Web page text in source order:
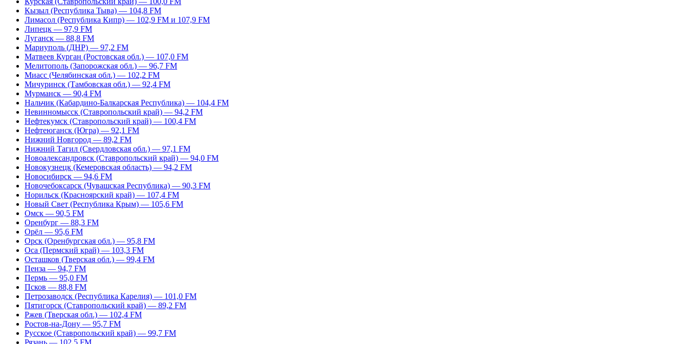
Кызыл (Республика Тыва) — 104,8 FM
Лимасол (Республика Кипр) — 102,9 FM и 107,9 FM
Липецк — 97,9 FM
Луганск — 88,8 FM
Мариуполь (ДНР) — 97,2 FM
Матвеев Курган (Ростовская обл.) — 107,0 FM
Мелитополь (Запорожская обл.) — 96,7 FM
Миасс (Челябинская обл.) — 102,2 FM
Мичуринск (Тамбовская обл.) — 92,4 FM
Мурманск — 90,4 FM
Нальчик (Кабардино-Балкарская Республика) — 104,4 FM
Невинномысск (Ставропольский край) — 94,2 FM
Нефтекумск (Ставропольский край) — 100,4 FM
Нефтеюганск (Югра) — 92,1 FM
Нижний Новгород — 89,2 FM
Нижний Тагил (Свердловская обл.) — 97,1 FM
Новоалександровск (Ставропольский край) — 94,0 FM
Новокузнецк (Кемеровская область) — 94,2 FM
Новосибирск — 94,6 FM
Новочебоксарск (Чувашская Республика) — 90,3 FM
Норильск (Красноярский край) — 107,4 FM
Новый Свет (Республика Крым) — 105,6 FM
Омск — 90,5 FM
Оренбург — 88,3 FM
Орёл — 95,6 FM
Орск (Оренбургская обл.) — 95,8 FM
Оса (Пермский край) — 103,3 FM
Осташков (Тверская обл.) — 99,4 FM
Пенза — 94,7 FM
Пермь — 95,0 FM
Псков — 88,8 FM
Петрозаводск (Республика Карелия) — 101,0 FM
Пятигорск (Ставропольский край) — 89,2 FM
Ржев (Тверская обл.) — 102,4 FM
Ростов-на-Дону — 95,7 FM
Русское (Ставропольский край) — 99,7 FM
Рязань — 102,5 FM